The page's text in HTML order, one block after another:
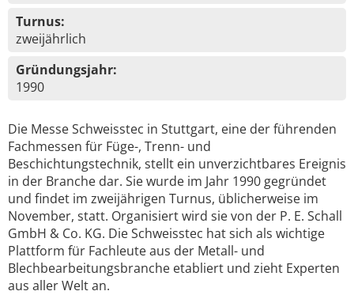
Turnus:
zweijährlich
Gründungsjahr:
1990
Die Messe Schweisstec in Stuttgart, eine der führenden
Fachmessen für Füge-, Trenn- und
Beschichtungstechnik, stellt ein unverzichtbares Ereignis
in der Branche dar. Sie wurde im Jahr 1990 gegründet
und findet im zweijährigen Turnus, üblicherweise im
November, statt. Organisiert wird sie von der P. E. Schall
GmbH & Co. KG. Die Schweisstec hat sich als wichtige
Plattform für Fachleute aus der Metall- und
Blechbearbeitungsbranche etabliert und zieht Experten
aus aller Welt an.